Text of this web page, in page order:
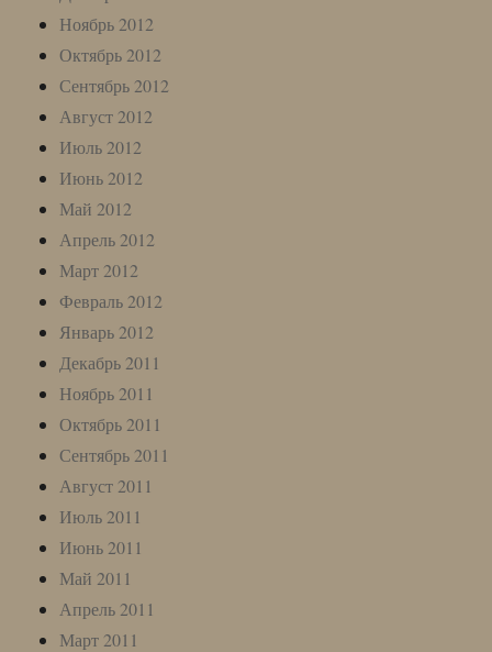
Ноябрь 2012
Октябрь 2012
Сентябрь 2012
Август 2012
Июль 2012
Июнь 2012
Май 2012
Апрель 2012
Март 2012
Февраль 2012
Январь 2012
Декабрь 2011
Ноябрь 2011
Октябрь 2011
Сентябрь 2011
Август 2011
Июль 2011
Июнь 2011
Май 2011
Апрель 2011
Март 2011